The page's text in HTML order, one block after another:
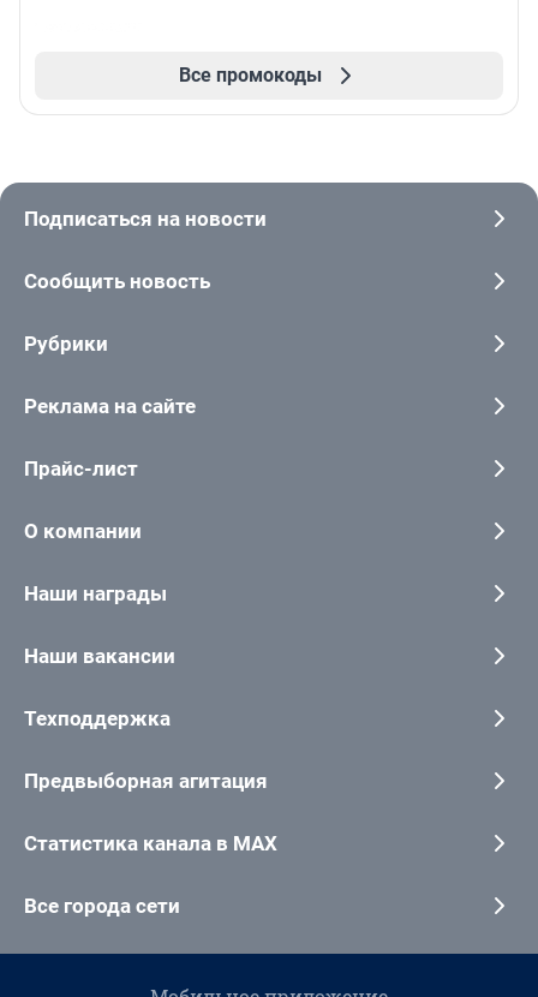
Все промокоды
Подписаться на новости
Сообщить новость
Рубрики
Реклама на сайте
Прайс-лист
О компании
Наши награды
Наши вакансии
Техподдержка
Предвыборная агитация
Статистика канала в MAX
Все города сети